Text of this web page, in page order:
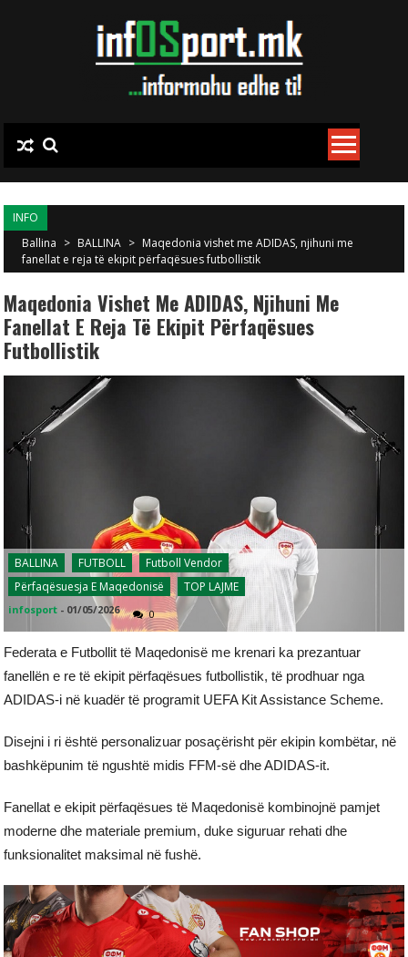
INFO
Ballina > BALLINA > Maqedonia vishet me ADIDAS, njihuni me
fanellat e reja të ekipit përfaqësues futbollistik
Maqedonia Vishet Me ADIDAS, Njihuni Me
Fanellat E Reja Të Ekipit Përfaqësues
Futbollistik
BALLINA FUTBOLL
Futboll Vendor
Përfaqësuesja E Maqedonisë
TOP LAJME
infosport - 01/05/2026 0
Federata e Futbollit të Maqedonisë me krenari ka prezantuar
fanellën e re të ekipit përfaqësues futbollistik, të prodhuar nga
ADIDAS-i në kuadër të programit UEFA Kit Assistance Scheme.
Disejni i ri është personalizuar posaçërisht për ekipin kombëtar, në
bashkëpunim të ngushtë midis FFM-së dhe ADIDAS-it.
Fanellat e ekipit përfaqësues të Maqedonisë kombinojnë pamjet
moderne dhe materiale premium, duke siguruar rehati dhe
funksionalitet maksimal në fushë.